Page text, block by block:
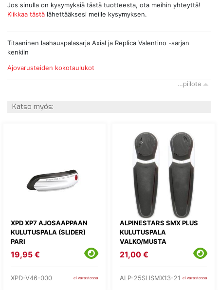
Jos sinulla on kysymyksiä tästä tuotteesta, ota meihin yhteyttä!
Klikkaa tästä lähettääksesi meille kysymyksen.
Titaaninen laahauspalasarja Axial ja Replica Valentino -sarjan
kenkiin
Ajovarusteiden kokotaulukot
…piilota
Katso myös:
XPD XP7 AJOSAAPPAAN
KULUTUSPALA (SLIDER)
PARI
19,95 €
XPD-V46-000 ei varastossa
ALPINESTARS SMX PLUS
KULUTUSPALA
VALKO/MUSTA
21,00 €
ALP-25SLISMX13-21 ei varastossa